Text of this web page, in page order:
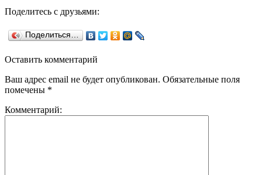
Поделитесь с друзьями:
Поделиться…
Оставить комментарий
Ваш адрес email не будет опубликован. Обязательные поля
помечены *
Комментарий: